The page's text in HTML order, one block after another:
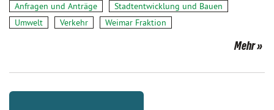
Anfragen und Anträge
Stadtentwicklung und Bauen
Umwelt
Verkehr Weimar Fraktion
Mehr